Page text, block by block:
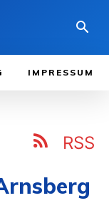
IMPRESSUM
RSS